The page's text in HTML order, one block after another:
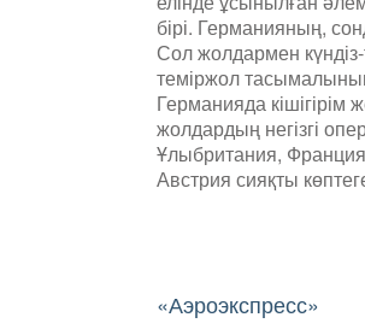
бірі. Германияның,
Сол жолдармен
теміржол
Германияда кішігірім
жолдардың негізгі
Ұлыбритания,
Австрия сияқты
«Аэроэкспресс»